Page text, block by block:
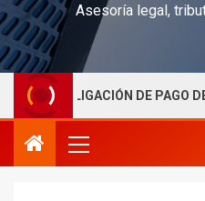
Asesoría legal,
DE PAGO DE